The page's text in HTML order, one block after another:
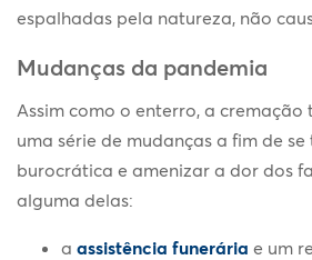
espalhadas pela natureza, não
Mudanças da pandemia
Assim como o enterro, a
uma série de mudanças a fim de
burocrática e amenizar a dor dos
alguma delas:
a assistência funerária e um